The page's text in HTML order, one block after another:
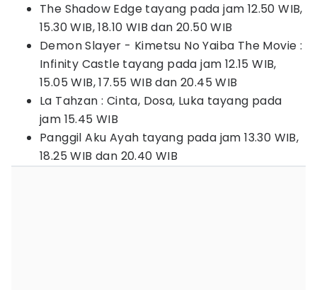
The Shadow Edge tayang pada jam 12.50 WIB,
15.30 WIB, 18.10 WIB dan 20.50 WIB
Demon Slayer - Kimetsu No Yaiba The Movie :
Infinity Castle tayang pada jam 12.15 WIB,
15.05 WIB, 17.55 WIB dan 20.45 WIB
La Tahzan : Cinta, Dosa, Luka tayang pada
jam 15.45 WIB
Panggil Aku Ayah tayang pada jam 13.30 WIB,
18.25 WIB dan 20.40 WIB